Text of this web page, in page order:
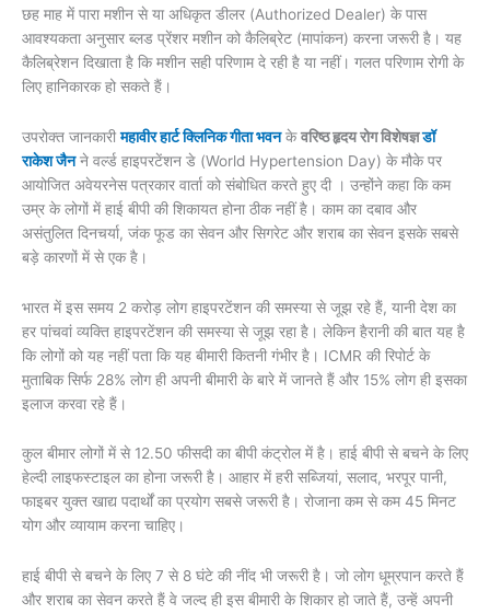
छह माह में पारा मशीन से या अधिकृत डीलर (Authorized Dealer) के पास
आवश्यकता अनुसार ब्लड प्रेंशर मशीन को कैलिब्रेट (मापांकन) करना जरूरी है। यह
कैलिब्रेशन दिखाता है कि मशीन सही परिणाम दे रही है या नहीं। गलत परिणाम रोगी के
लिए हानिकारक हो सकते हैं।
उपरोक्त जानकारीमहावीर हार्ट क्लिनिक गीता भवनकेवरिष्ठ हृदय रोग विशेषज्ञडॉ
राकेश जैनने वर्ल्ड हाइपरटेंशन डे (World Hypertension Day) के मौके पर
आयोजित अवेयरनेस पत्रकार वार्ता को संबोधित करते हुए दी । उन्होंने कहा कि कम
उम्र के लोगों में हाई बीपी की शिकायत होना ठीक नहीं है। काम का दबाव और
असंतुलित दिनचर्या, जंक फूड का सेवन और सिगरेट और शराब का सेवन इसके सबसे
बड़े कारणों में से एक है।
भारत में इस समय 2 करोड़ लोग हाइपरटेंशन की समस्या से जूझ रहे हैं, यानी देश का
हर पांचवां व्यक्ति हाइपरटेंशन की समस्या से जूझ रहा है। लेकिन हैरानी की बात यह है
कि लोगों को यह नहीं पता कि यह बीमारी कितनी गंभीर है। ICMR की रिपोर्ट के
मुताबिक सिर्फ 28% लोग ही अपनी बीमारी के बारे में जानते हैं और 15% लोग ही इसका
इलाज करवा रहे हैं।
कुल बीमार लोगों में से 12.50 फीसदी का बीपी कंट्रोल में है। हाई बीपी से बचने के लिए
हेल्दी लाइफस्टाइल का होना जरूरी है। आहार में हरी सब्जियां, सलाद, भरपूर पानी,
फाइबर युक्त खाद्य पदार्थों का प्रयोग सबसे जरूरी है। रोजाना कम से कम 45 मिनट
योग और व्यायाम करना चाहिए।
हाई बीपी से बचने के लिए 7 से 8 घंटे की नींद भी जरूरी है। जो लोग धूम्रपान करते हैं
और शराब का सेवन करते हैं वे जल्द ही इस बीमारी के शिकार हो जाते हैं, उन्हें अपनी